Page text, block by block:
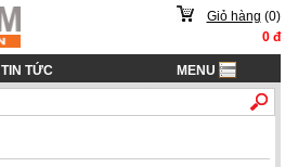
Giỏ hàng (0)
0đ
TIN TỨC MENU